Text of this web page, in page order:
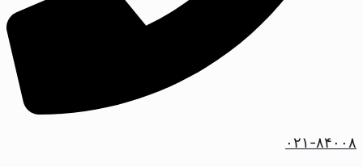
۰۲۱-۸۴۰۰۸